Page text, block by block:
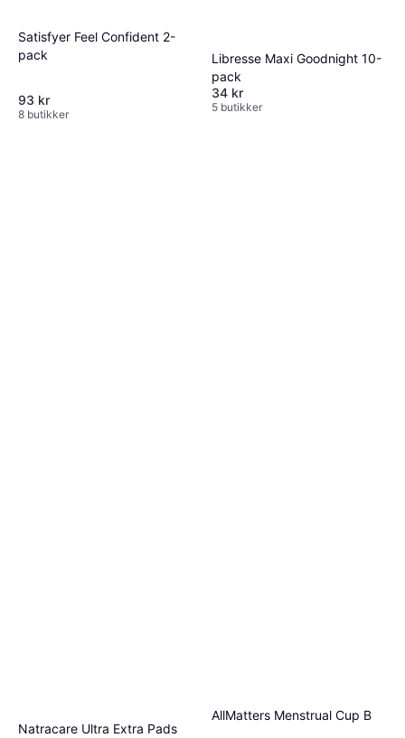
Satisfyer Feel Confident 2-
pack
93 kr
8 butikker
Libresse Maxi Goodnight 10-
pack
34 kr
5 butikker
Natracare Ultra Extra Pads
AllMatters Menstrual Cup B